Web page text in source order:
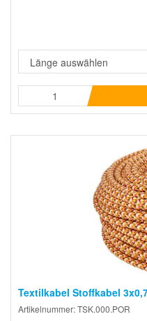
Textilkabel Stoffkabel
Artikelnummer: TSK.000.POR